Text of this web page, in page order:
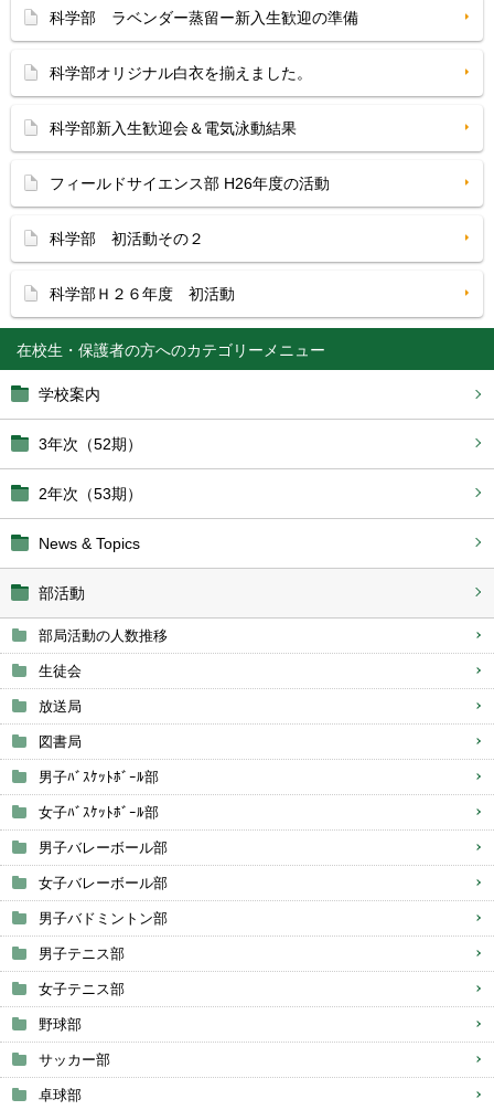
在校生・保護者の方へ
学校案内
3年次（52期）
2年次（53期）
News & Topics
部活動
部局活動の人数推移
生徒会
放送局
図書局
男子ﾊﾞｽｹｯﾄﾎﾞｰﾙ部
女子ﾊﾞｽｹｯﾄﾎﾞｰﾙ部
男子バレーボール部
女子バレーボール部
男子バドミントン部
男子テニス部
女子テニス部
野球部
サッカー部
卓球部
科学部 ラベンダー蒸留ー新入生歓迎の準備
科学部オリジナル白衣を揃えました。
科学部新入生歓迎会＆電気泳動結果
フィールドサイエンス部 H26年度の活動
科学部 初活動その２
科学部Ｈ２６年度 初活動